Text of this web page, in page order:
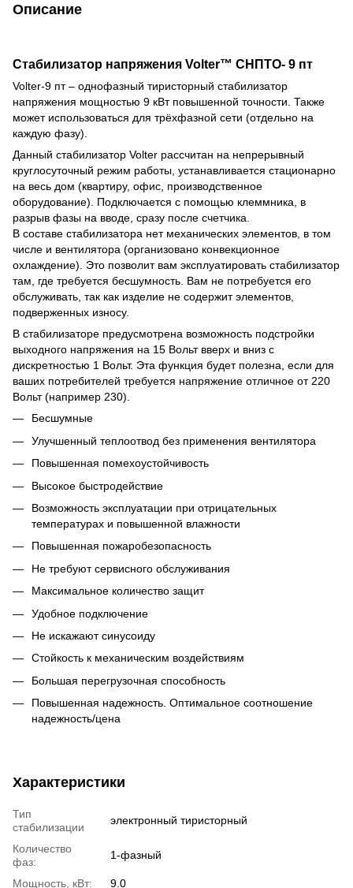
Описание
Стабилизатор напряжения Volter™ СНПТО- 9 пт
Volter-9 пт – однофазный тиристорный стабилизатор
напряжения мощностью 9 кВт повышенной точности. Также
может использоваться для трёхфазной сети (отдельно на
каждую фазу).
Данный стабилизатор Volter рассчитан на непрерывный
круглосуточный режим работы, устанавливается стационарно
на весь дом (квартиру, офис, производственное
оборудование). Подключается с помощью клеммника, в
разрыв фазы на вводе, сразу после счетчика.
В составе стабилизатора нет механических элементов, в том
числе и вентилятора (организовано конвекционное
охлаждение). Это позволит вам эксплуатировать стабилизатор
там, где требуется бесшумность. Вам не потребуется его
обслуживать, так как изделие не содержит элементов,
подверженных износу.
В стабилизаторе предусмотрена возможность подстройки
выходного напряжения на 15 Вольт вверх и вниз с
дискретностью 1 Вольт. Эта функция будет полезна, если для
ваших потребителей требуется напряжение отличное от 220
Вольт (например 230).
Бесшумные
Улучшенный теплоотвод без применения вентилятора
Повышенная помехоустойчивость
Высокое быстродействие
Возможность эксплуатации при отрицательных
температурах и повышенной влажности
Повышенная пожаробезопасность
Не требуют сервисного обслуживания
Максимальное количество защит
Удобное подключение
Не искажают синусоиду
Стойкость к механическим воздействиям
Большая перегрузочная способность
Повышенная надежность. Оптимальное соотношение
надежность/цена
Характеристики
Тип
стабилизации
электронный тиристорный
Количество
фаз:
1-фазный
Мощность, кВт: 9.0